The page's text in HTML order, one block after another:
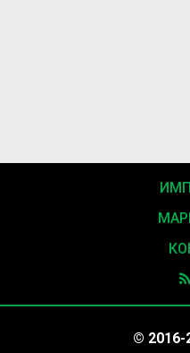
© 2016-